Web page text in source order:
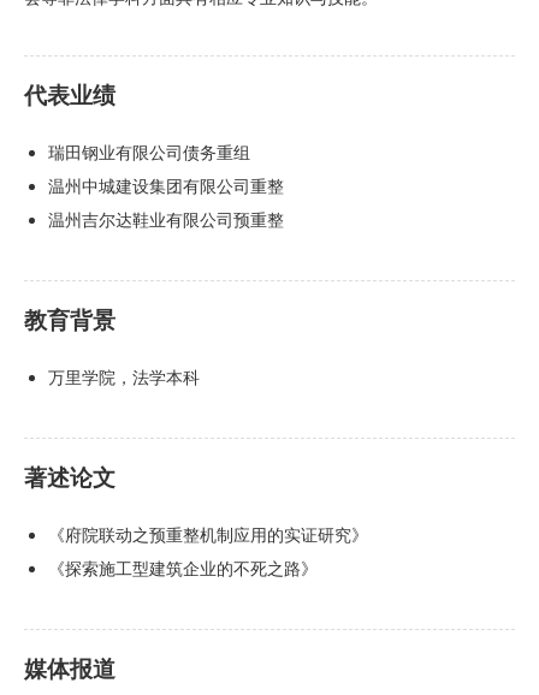
代表业绩
瑞田钢业有限公司债务重组
温州中城建设集团有限公司重整
温州吉尔达鞋业有限公司预重整
教育背景
万里学院，法学本科
著述论文
《府院联动之预重整机制应用的实证研究》
《探索施工型建筑企业的不死之路》
媒体报道